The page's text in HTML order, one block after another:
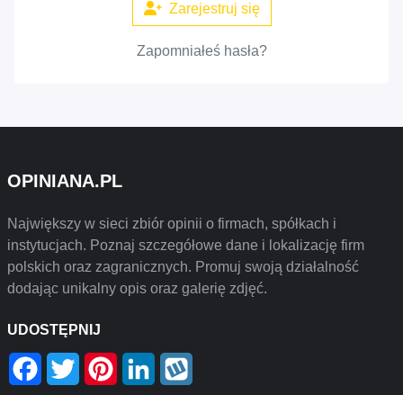
Zarejestruj się
Zapomniałeś hasła?
OPINIANA.PL
Największy w sieci zbiór opinii o firmach, spółkach i
instytucjach. Poznaj szczegółowe dane i lokalizację firm
polskich oraz zagranicznych. Promuj swoją działalność
dodając unikalny opis oraz galerię zdjęć.
UDOSTĘPNIJ
Facebook
Twitter PinterestLinkedIn